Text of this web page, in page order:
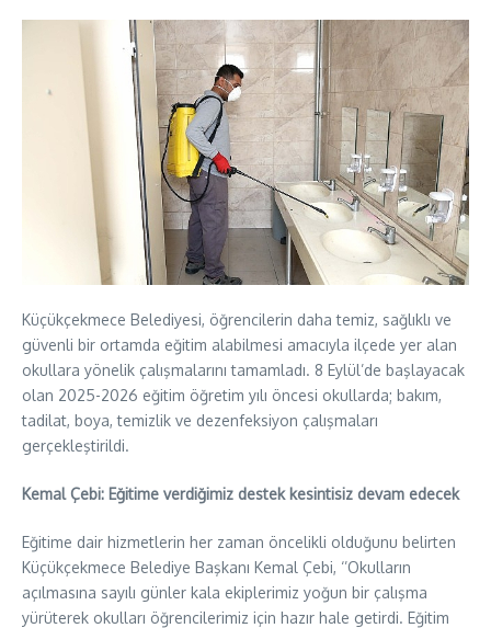
Küçükçekmece Belediyesi, öğrencilerin daha temiz, sağlıklı ve
güvenli bir ortamda eğitim alabilmesi amacıyla ilçede yer alan
okullara yönelik çalışmalarını tamamladı. 8 Eylül’de başlayacak
olan 2025-2026 eğitim öğretim yılı öncesi okullarda; bakım,
tadilat, boya, temizlik ve dezenfeksiyon çalışmaları
gerçekleştirildi.
Kemal Çebi: Eğitime verdiğimiz destek kesintisiz devam edecek
Eğitime dair hizmetlerin her zaman öncelikli olduğunu belirten
Küçükçekmece Belediye Başkanı Kemal Çebi, ‘’Okulların
açılmasına sayılı günler kala ekiplerimiz yoğun bir çalışma
yürüterek okulları öğrencilerimiz için hazır hale getirdi. Eğitim